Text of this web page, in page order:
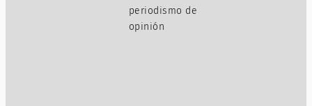
periodismo de
opinión